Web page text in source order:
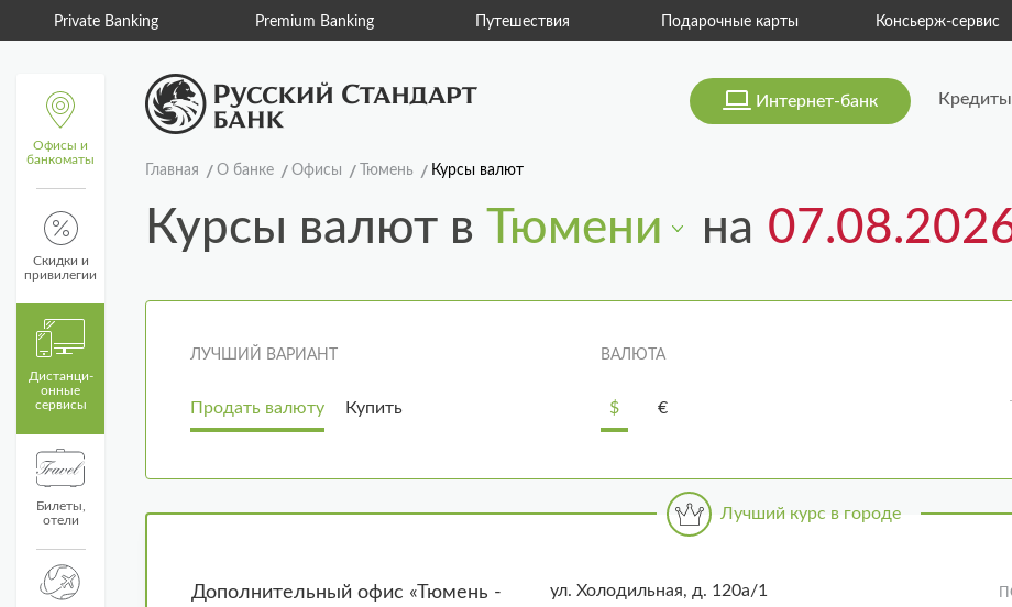
Private Banking Premium Banking Путешествия Подарочные карты Консьерж-сервис
Офисы и
банкоматы
Скидки и
привилегии
Дистанци­
онные
сервисы
Билеты,
отели
Интернет-банк Кредиты
Главная О банке Офисы Тюмень Курсы валют
Курсы валют в Тюмени на
ЛУЧШИЙ ВАРИАНТ
Продать валюту Купить
ВАЛЮТА
$
€
Дополнительный офис «Тюмень -
ул. Холодильная, д. 120а/1